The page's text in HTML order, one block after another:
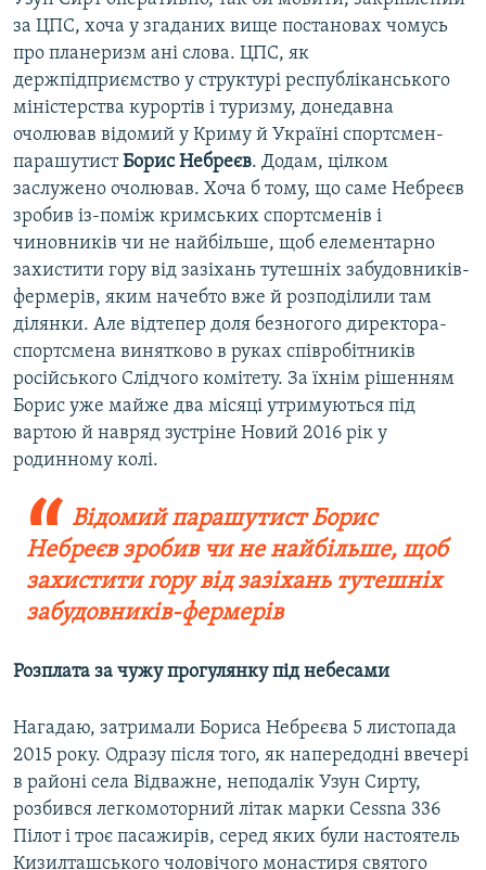
за ЦПС, хоча у згаданих вище постановах чомусь
про планеризм ані слова. ЦПС, як
держпідприємство у структурі республіканського
міністерства курортів і туризму, донедавна
очолював відомий у Криму й Україні спортсмен-
парашутистБорис Небреєв. Додам, цілком
заслужено очолював. Хоча б тому, що саме Небреєв
зробив із-поміж кримських спортсменів і
чиновників чи не найбільше, щоб елементарно
захистити гору від зазіхань тутешніх забудовників-
фермерів, яким начебто вже й розподілили там
ділянки. Але відтепер доля безногого директора-
спортсмена винятково в руках співробітників
російського Слідчого комітету. За їхнім рішенням
Борис уже майже два місяці утримуються під
вартою й навряд зустріне Новий 2016 рік у
родинному колі.
Відомий парашутист Борис
Небреєв зробив чи не найбільше, щоб
захистити гору від зазіхань тутешніх
забудовників-фермерів
Розплата за чужу прогулянку під небесами
Нагадаю, затримали Бориса Небреєва 5 листопада
2015 року. Одразу після того, як напередодні ввечері
в районі села Відважне, неподалік Узун Сирту,
розбився легкомоторний літак марки Cessna 336
Пілот і троє пасажирів, серед яких були настоятель
Кизилташського чоловічого монастиря святого